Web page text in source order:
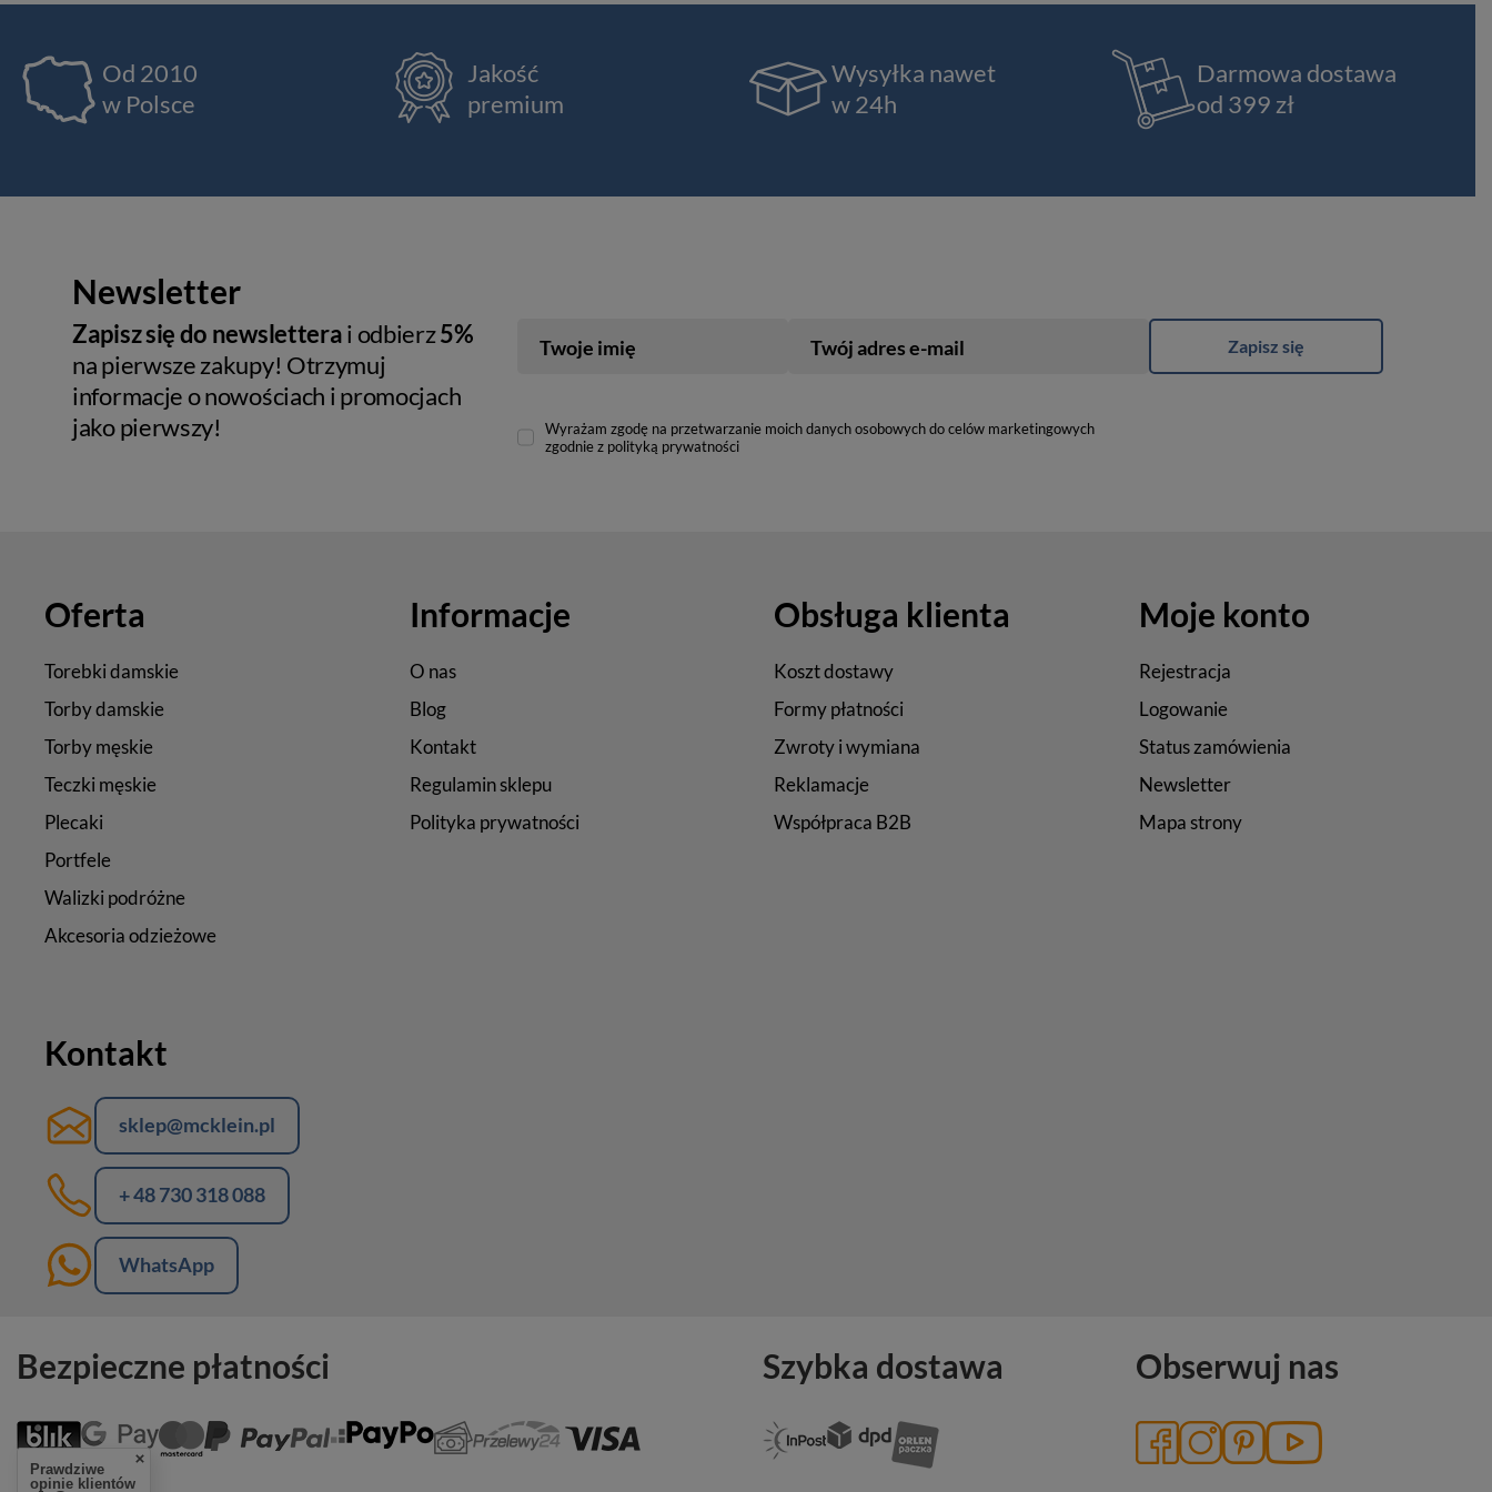
Od 2010
w Polsce
Jakość
premium
Wysyłka nawet
w 24h
Darmowa dostawa
od 399 zł
Newsletter
Zapisz się do newsletterai odbierz5%
na pierwsze zakupy! Otrzymuj
informacje o nowościach i promocjach
jako pierwszy!
Twoje imię Twój adres e-mail Zapisz się
Wyrażam zgodę na przetwarzanie moich danych osobowych do celów marketingowych
zgodnie z polityką prywatności
Oferta
Torebki damskie
Torby damskie
Torby męskie
Teczki męskie
Plecaki
Portfele
Walizki podróżne
Akcesoria odzieżowe
Informacje
O nas
Blog
Kontakt
Regulamin sklepu
Polityka prywatności
Obsługa klienta
Koszt dostawy
Formy płatności
Zwroty i wymiana
Reklamacje
Współpraca B2B
Moje konto
Rejestracja
Logowanie
Status zamówienia
Newsletter
Mapa strony
Kontakt
sklep@mcklein.pl
+ 48 730 318 088
WhatsApp
Bezpieczne płatności Szybka dostawa Obserwuj nas
Prawdziwe
opinie klientów